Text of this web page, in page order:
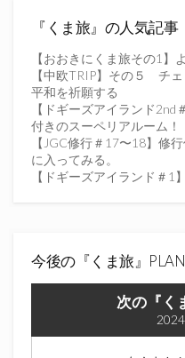
を
力
し
て
く
だ
さ
い
『くま旅』の人気記事
【おおきにくま旅その1】
【中欧TRIP】その５ チ
平和を祈願する
【ドギーズアイランド
付きのスーペリアルーム！
【JGC修行＃17〜18】修
に入ってみる。
【ドギーズアイランド＃
今後の『くま旅』PLAN
次の『く